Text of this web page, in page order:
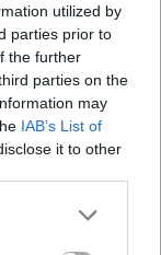
utilized by
parties prior to
the further
parties on the
may
IAB’s List of
it to other
le
az elnök